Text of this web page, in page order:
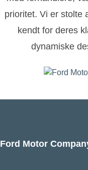
prioritet. Vi er stolte
kendt for deres
dynamiske
Ford Motor